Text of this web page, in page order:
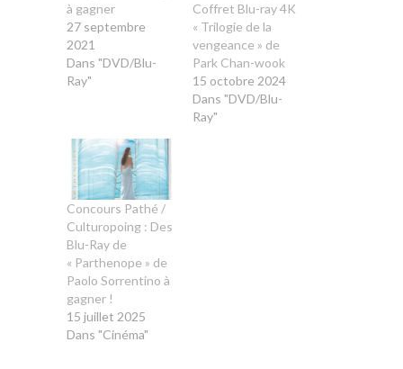
à gagner
27 septembre
2021
Dans "DVD/Blu-
Ray"
Coffret Blu-ray 4K
« Trilogie de la
vengeance » de
Park Chan-wook
15 octobre 2024
Dans "DVD/Blu-
Ray"
Concours Pathé /
Culturopoing : Des
Blu-Ray de
« Parthenope » de
Paolo Sorrentino à
gagner !
15 juillet 2025
Dans "Cinéma"